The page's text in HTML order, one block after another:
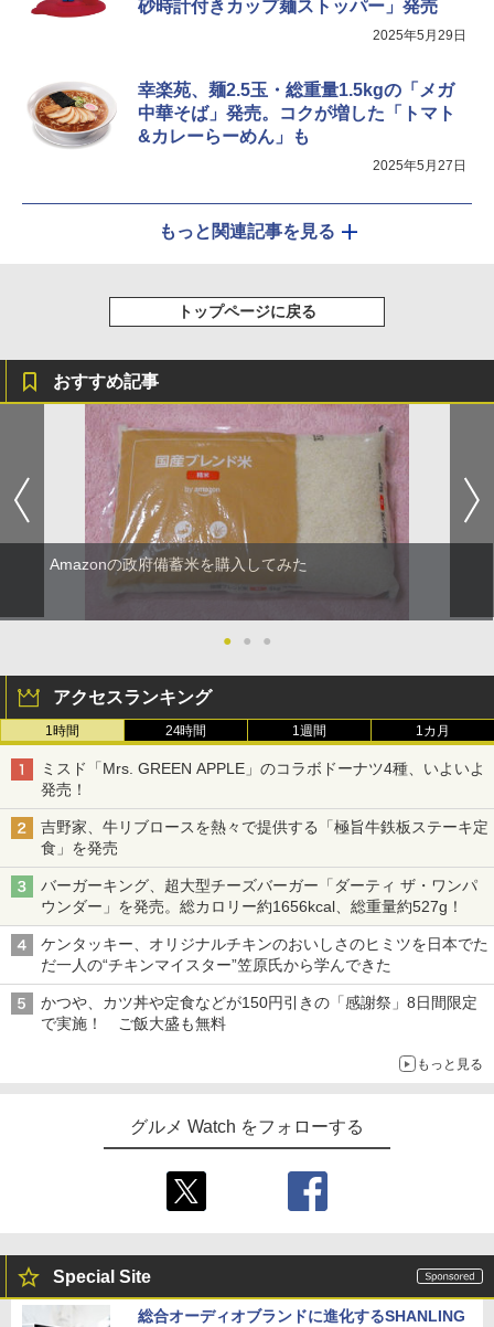
砂時計付きカップ麺ストッパー」発売
2025年5月29日
幸楽苑、麺2.5玉・総重量1.5kgの「メガ
中華そば」発売。コクが増した「トマト
&カレーらーめん」も
2025年5月27日
もっと関連記事を見る
トップページに戻る
おすすめ記事
Amazonの政府備蓄米を購入してみた
● ● ●
アクセスランキング
1時間 24時間 1週間 1カ月
ミスド「Mrs. GREEN APPLE」のコラボドーナツ4種、いよいよ
発売！
吉野家、牛リブロースを熱々で提供する「極旨牛鉄板ステーキ定
食」を発売
バーガーキング、超大型チーズバーガー「ダーティ ザ・ワンパ
ウンダー」を発売。総カロリー約1656kcal、総重量約527g！
ケンタッキー、オリジナルチキンのおいしさのヒミツを日本でた
だ一人の“チキンマイスター”笠原氏から学んできた
かつや、カツ丼や定食などが150円引きの「感謝祭」8日間限定
で実施！ ご飯大盛も無料
もっと見る
グルメ Watch をフォローする
Special Site
総合オーディオブランドに進化するSHANLING